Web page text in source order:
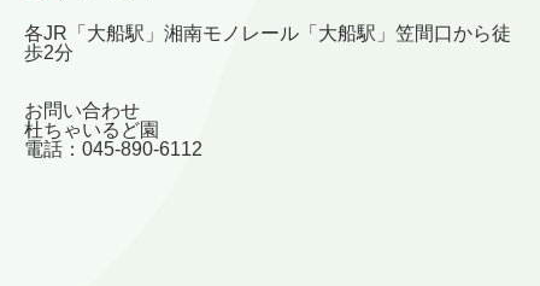
各JR「大船駅」湘南モノレール「大船駅」笠間口から徒
歩2分
お問い合わせ
杜ちゃいるど園
電話：045-890-6112